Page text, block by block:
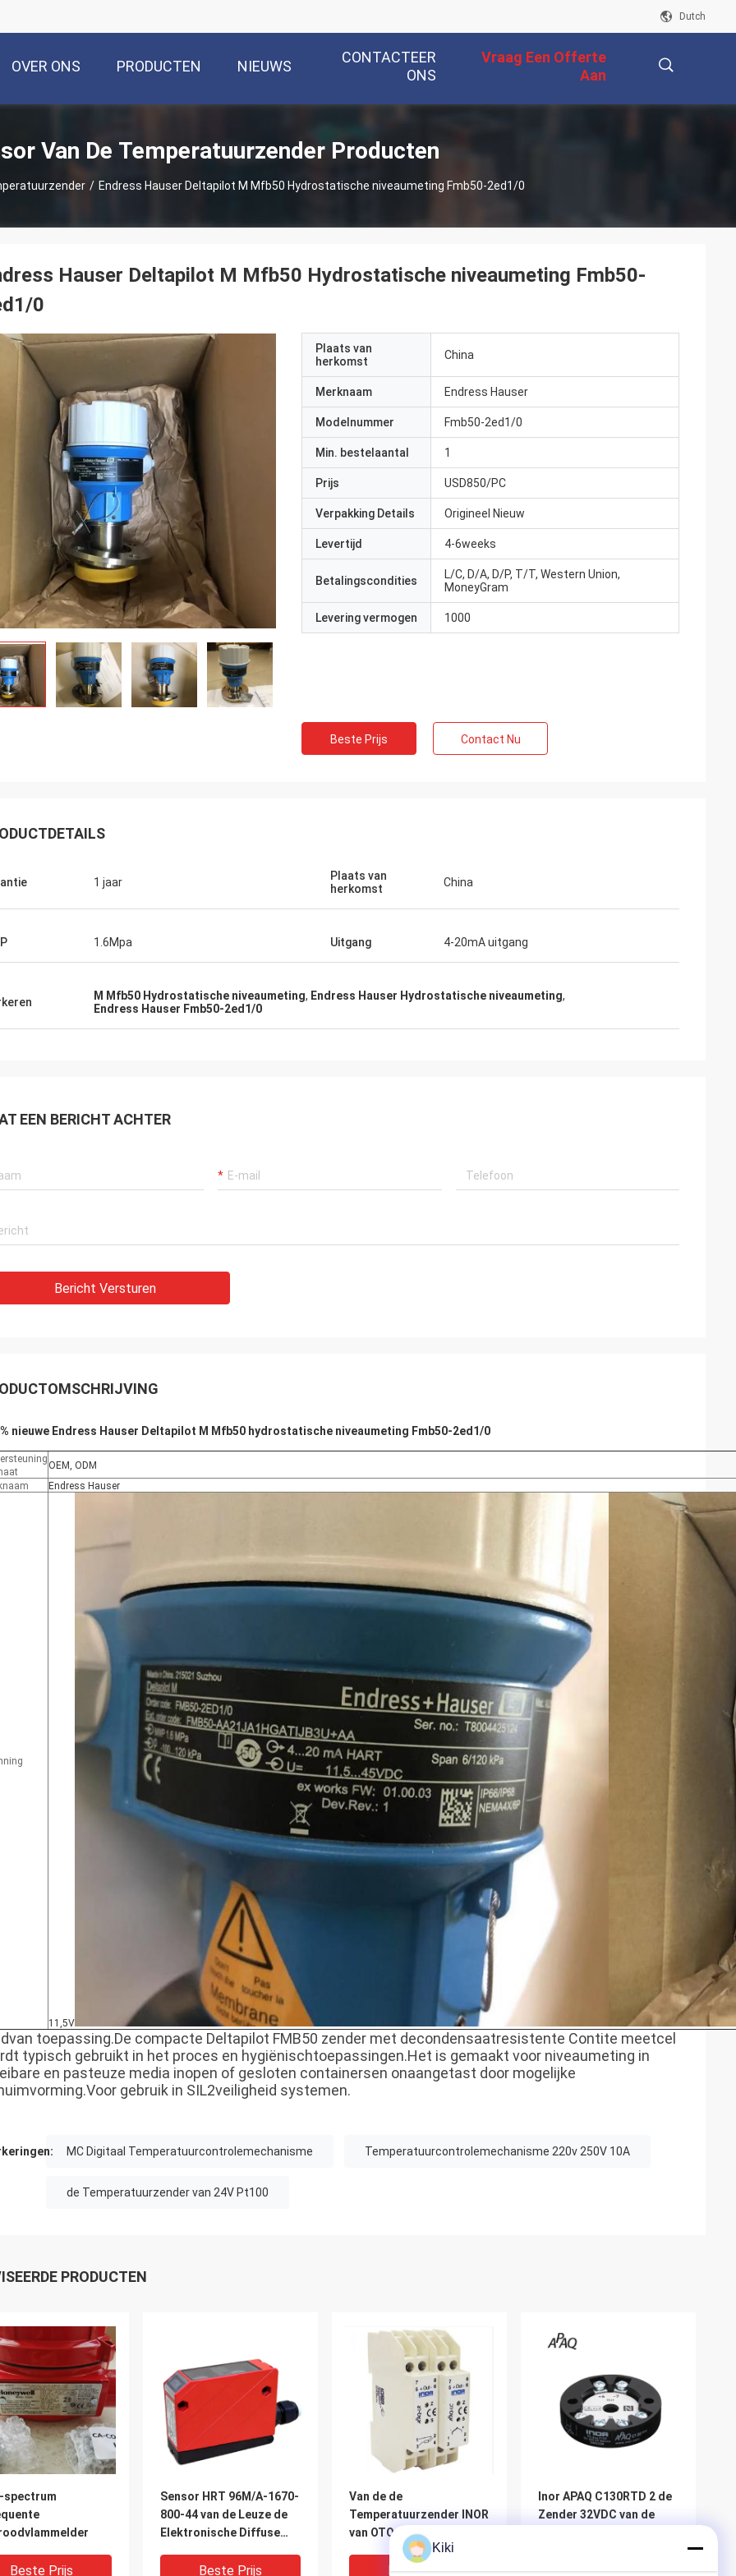
Dutch
OVER ONS PRODUCTEN NIEUWS
CONTACTEER
ONS
Vraag Een Offerte
Aan
Van De Temperatuurzender Producten
/ Endress Hauser Deltapilot M Mfb50 Hydrostatische niveaumeting Fmb50-2ed1/0
Hauser Deltapilot M Mfb50 Hydrostatische niveaumeting Fmb50-
0
Plaats van
herkomst
China
Merknaam Endress Hauser
Modelnummer Fmb50-2ed1/0
Min. bestelaantal 1
Prijs USD850/PC
Verpakking Details Origineel Nieuw
Levertijd 4-6weeks
Betalingscondities
L/C, D/A, D/P, T/T, Western Union,
MoneyGram
Levering vermogen 1000
Beste Prijs Contact Nu
1 jaar
Plaats van
herkomst
China
1.6Mpa Uitgang 4-20mA uitgang
M Mfb50 Hydrostatische niveaumeting, Endress Hauser Hydrostatische niveaumeting,
Endress Hauser Fmb50-2ed1/0
EEN BERICHT ACHTER
Bericht Versturen
nieuwe Endress Hauser Deltapilot M Mfb50 hydrostatische niveaumeting Fmb50-2ed1/0
OEM, ODM
Endress Hauser
11,5V
van toepassing.De compacte Deltapilot FMB50 zender met decondensaatresistente Contite meetcel
typisch gebruikt in het proces en hygiënischtoepassingen.Het is gemaakt voor niveaumeting in
en pasteuze media inopen of gesloten containersen onaangetast door mogelijke
gebruik in SIL2veiligheid systemen.
MC Digitaal Temperatuurcontrolemechanisme Temperatuurcontrolemechanisme 220v 250V 10A
de Temperatuurzender van 24V Pt100
PRODUCTEN
spectrum
Beste Prijs
Sensor HRT 96M/A-1670-
800-44 van de Leuze de
Elektronische Diffuse
Beste Prijs
Van de de
Temperatuurzender INOR
van OTO de Analoge Op
rails gemonteerde
Regelbare 3 Draad apaq-
Beste Prijs
Inor APAQ C130RTD 2 de
Zender 32VDC van de
Beste Prijs
Kiki